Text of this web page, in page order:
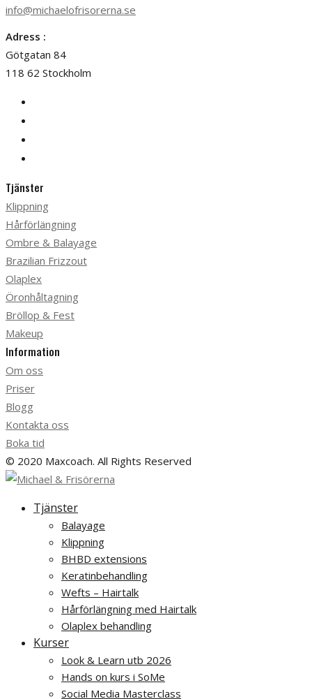
info@michaelofrisorerna.se
Adress :
Götgatan 84
118 62 Stockholm
Tjänster
Klippning
Hårförlängning
Ombre & Balayage
Brazilian Frizzout
Olaplex
Öronhåltagning
Bröllop & Fest
Makeup
Information
Om oss
Priser
Blogg
Kontakta oss
Boka tid
© 2020 Maxcoach. All Rights Reserved
Tjänster
Balayage
Klippning
BHBD extensions
Keratinbehandling
Wefts – Hairtalk
Hårförlängning med Hairtalk
Olaplex behandling
Kurser
Look & Learn utb 2026
Hands on kurs i SoMe
Social Media Masterclass